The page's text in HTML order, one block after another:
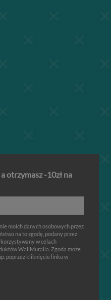
otrzymasz -10zł na
moich danych osobowych przez
na to zgodę, podany przez
w celach
WallMuralia. Zgoda może
poprzez kliknięcie linku w